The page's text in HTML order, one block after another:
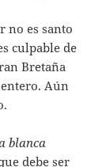
no es santo
culpable de
Bretaña
Aún
blanca
debe ser